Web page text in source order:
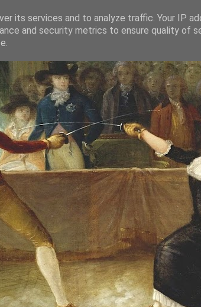
its services and to analyze traffic. Your IP
and security metrics to ensure quality of